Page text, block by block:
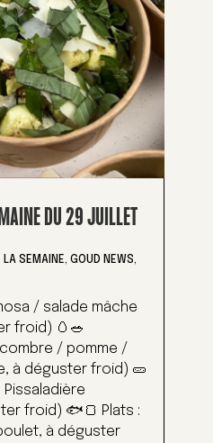
DU 29 JUILLET
LA SEMAINE, GOUD NEWS,
/ salade mâche
froid) 🥚🥗
/ pomme /
à déguster froid) 🥒
froid) 🐟🍞 Plats :
à déguster